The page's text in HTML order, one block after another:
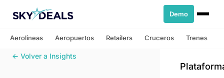
Demo
Aerolíneas Aeropuertos Retailers Cruceros Trenes
← Volver a Insights